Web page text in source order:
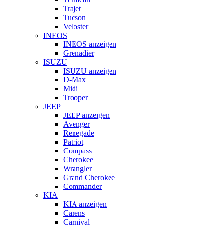
Trajet
Tucson
Veloster
INEOS
INEOS anzeigen
Grenadier
ISUZU
ISUZU anzeigen
D-Max
Midi
Trooper
JEEP
JEEP anzeigen
Avenger
Renegade
Patriot
Compass
Cherokee
Wrangler
Grand Cherokee
Commander
KIA
KIA anzeigen
Carens
Carnival